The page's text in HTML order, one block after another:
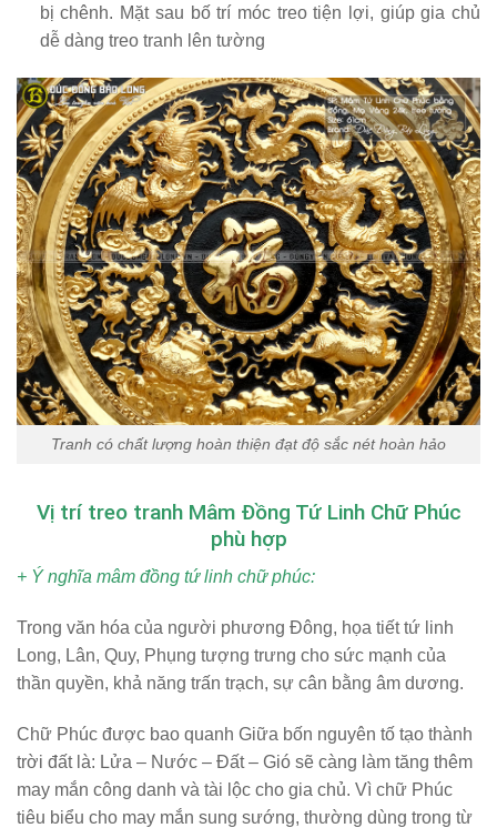
bị chênh. Mặt sau bố trí móc treo tiện lợi, giúp gia chủ
dễ dàng treo tranh lên tường
Tranh có chất lượng hoàn thiện đạt độ sắc nét hoàn hảo
Vị trí treo tranh Mâm Đồng Tứ Linh Chữ Phúc
phù hợp
+ Ý nghĩa mâm đồng tứ linh chữ phúc:
Trong văn hóa của người phương Đông, họa tiết tứ linh
Long, Lân, Quy, Phụng tượng trưng cho sức mạnh của
thần quyền, khả năng trấn trạch, sự cân bằng âm dương.
Chữ Phúc được bao quanh Giữa bốn nguyên tố tạo thành
trời đất là: Lửa – Nước – Đất – Gió sẽ càng làm tăng thêm
may mắn công danh và tài lộc cho gia chủ. Vì chữ Phúc
tiêu biểu cho may mắn sung sướng, thường dùng trong từ